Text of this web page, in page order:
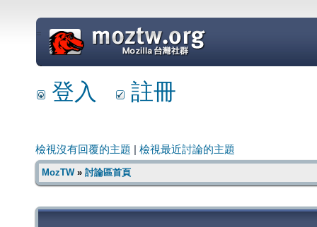
=
登入 註冊
檢視沒有回覆的主題 檢視最近討論的主題
MozTW» 討論區首頁